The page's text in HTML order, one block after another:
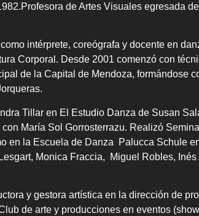
de Artes Visuales egresada
intérprete, coreógrafa y docente en
Corporal. Desde 2001 comenzó con
de la Capital de Mendoza, formándose
Tillar en El Estudio Danza de Susan
María Sol Gorrosterrazu. Realizó
en la Escuela de Danza Palucca Schule
Monica Fraccia, Miguel Robles,
y gestora artística en la dirección de
de arte y producciones en eventos